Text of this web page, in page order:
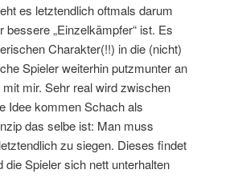
es letztendlich oftmals darum
„Einzelkämpfer“ ist. Es
Charakter(!!) in die (nicht)
Spieler weiterhin putzmunter an
mir. Sehr real wird zwischen
Idee kommen Schach als
das selbe ist: Man muss
zu siegen. Dieses findet
Spieler sich nett unterhalten